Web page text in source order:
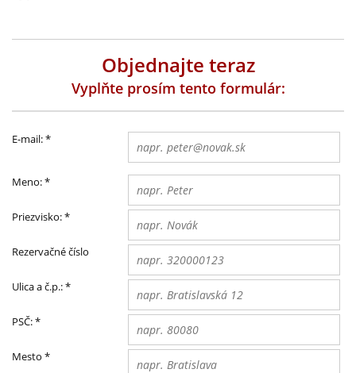
Objednajte teraz
Vyplňte prosím tento formulár:
E-mail:*
Meno:*
Priezvisko:*
Rezervačné číslo
Ulica a č.p.:*
PSČ:*
Mesto *